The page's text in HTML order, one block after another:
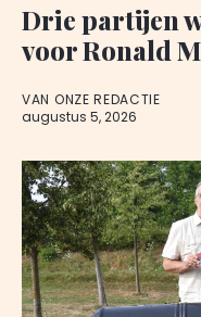
Drie partijen
voor Ronald
VAN ONZE REDACTIE
augustus 5, 2026